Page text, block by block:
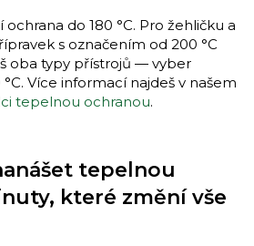
do 180 °C. Pro žehličku a
s označením od 200 °C
oba typy přístrojů — vyber
Více informací najdeš v našem
tepelnou ochranou.
tepelnou
které změní vše